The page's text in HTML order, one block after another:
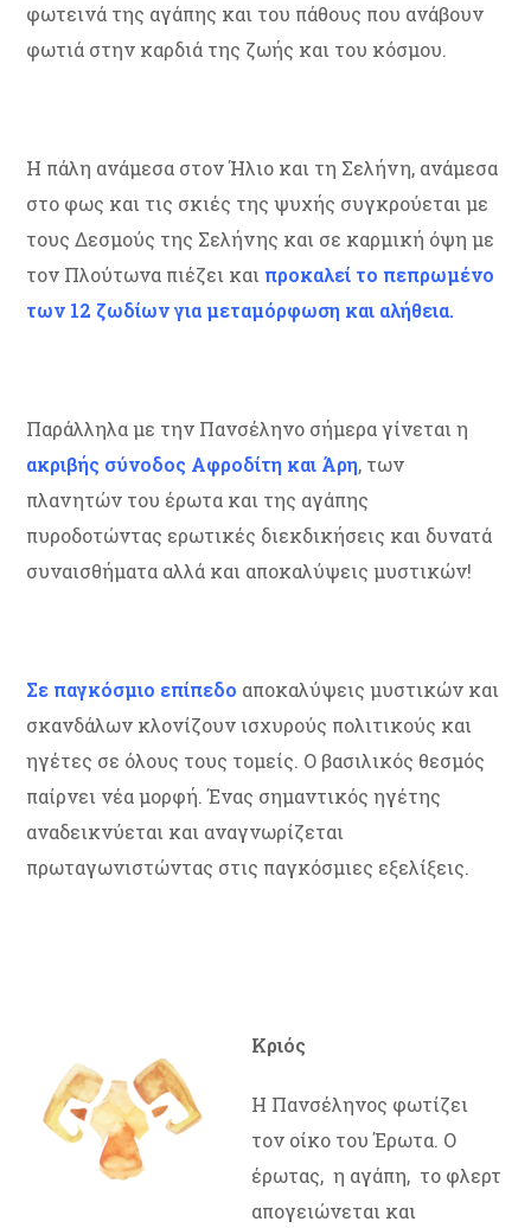
φωτεινά της αγάπης και του πάθους που ανάβουν
φωτιά στην καρδιά της ζωής και του κόσμου.
Η πάλη ανάμεσα στον Ήλιο και τη Σελήνη, ανάμεσα
στο φως και τις σκιές της ψυχής συγκρούεται με
τους Δεσμούς της Σελήνης και σε καρμική όψη με
τον Πλούτωνα πιέζει και προκαλεί το πεπρωμένο
των 12 ζωδίων για μεταμόρφωση και αλήθεια.
Παράλληλα με την Πανσέληνο σήμερα γίνεται η
ακριβής σύνοδος Αφροδίτη και Άρη, των
πλανητών του έρωτα και της αγάπης
πυροδοτώντας ερωτικές διεκδικήσεις και δυνατά
συναισθήματα αλλά και αποκαλύψεις μυστικών!
Σε παγκόσμιο επίπεδο αποκαλύψεις μυστικών και
σκανδάλων κλονίζουν ισχυρούς πολιτικούς και
ηγέτες σε όλους τους τομείς. Ο βασιλικός θεσμός
παίρνει νέα μορφή. Ένας σημαντικός ηγέτης
αναδεικνύεται και αναγνωρίζεται
πρωταγωνιστώντας στις παγκόσμιες εξελίξεις.
Κριός
Η Πανσέληνος φωτίζει
τον οίκο του Έρωτα. Ο
έρωτας, η αγάπη, το φλερτ
απογειώνεται και